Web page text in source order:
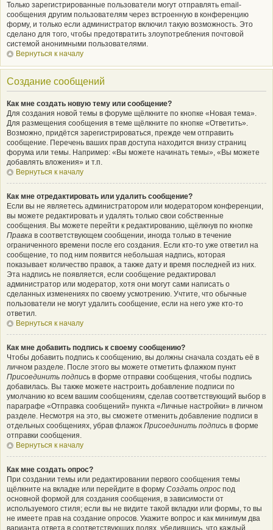
Только зарегистрированные пользователи могут отправлять email-
сообщения другим пользователям через встроенную в конференцию
форму, и только если администратор включил такую возможность. Это
сделано для того, чтобы предотвратить злоупотребления почтовой
системой анонимными пользователями.
Вернуться к началу
Создание сообщений
Как мне создать новую тему или сообщение?
Для создания новой темы в форуме щёлкните по кнопке «Новая тема».
Для размещения сообщения в теме щёлкните по кнопке «Ответить».
Возможно, придётся зарегистрироваться, прежде чем отправить
сообщение. Перечень ваших прав доступа находится внизу страниц
форума или темы. Например: «Вы можете начинать темы», «Вы можете
добавлять вложения» и т.п.
Вернуться к началу
Как мне отредактировать или удалить сообщение?
Если вы не являетесь администратором или модератором конференции,
вы можете редактировать и удалять только свои собственные
сообщения. Вы можете перейти к редактированию, щёлкнув по кнопке
Правка в соответствующем сообщении, иногда только в течение
ограниченного времени после его создания. Если кто-то уже ответил на
сообщение, то под ним появится небольшая надпись, которая
показывает количество правок, а также дату и время последней из них.
Эта надпись не появляется, если сообщение редактировал
администратор или модератор, хотя они могут сами написать о
сделанных изменениях по своему усмотрению. Учтите, что обычные
пользователи не могут удалить сообщение, если на него уже кто-то
ответил.
Вернуться к началу
Как мне добавить подпись к своему сообщению?
Чтобы добавить подпись к сообщению, вы должны сначала создать её в
личном разделе. После этого вы можете отметить флажком пункт
Присоединить подпись в форме отправки сообщения, чтобы подпись
добавилась. Вы также можете настроить добавление подписи по
умолчанию ко всем вашим сообщениям, сделав соответствующий выбор в
параграфе «Отправка сообщений» пункта «Личные настройки» в личном
разделе. Несмотря на это, вы сможете отменить добавление подписи в
отдельных сообщениях, убрав флажок Присоединить подпись в форме
отправки сообщения.
Вернуться к началу
Как мне создать опрос?
При создании темы или редактировании первого сообщения темы
щёлкните на вкладке или перейдите в форму Создать опрос под
основной формой для создания сообщения, в зависимости от
используемого стиля; если вы не видите такой вкладки или формы, то вы
не имеете прав на создание опросов. Укажите вопрос и как минимум два
варианта ответа в соответствующих полях, убедившись, что каждый